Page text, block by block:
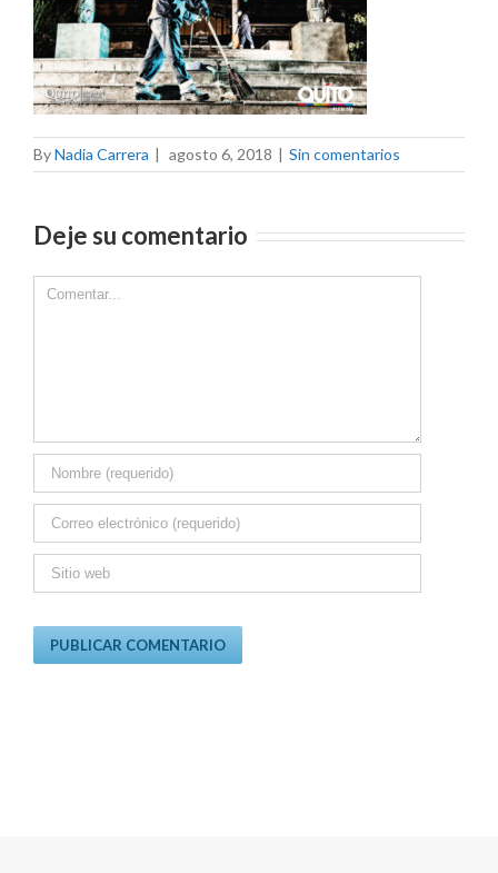
ByNadia Carrera | agosto 6, 2018 | Sin comentarios
Deje su comentario
Comment